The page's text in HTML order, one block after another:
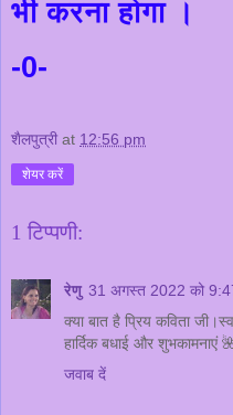
भी करना होगा ।
-0-
शैलपुत्री at 12:56 pm
शेयर करें
1 टिप्पणी:
रेणु 31 अगस्त 2022 को
क्या बात है प्रिय कविता
हार्दिक बधाई और शुभकामनाएं
जवाब दें